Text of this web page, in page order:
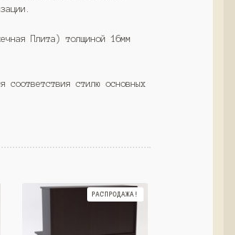
Плита) толщиной 16мм
соответствия стилю основных
РАСПРОДАЖА!